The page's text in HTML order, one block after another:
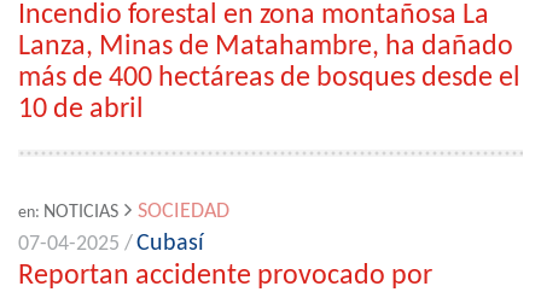
Incendio forestal en zona montañosa La
Lanza, Minas de Matahambre, ha dañado
más de 400 hectáreas de bosques desde el
10 de abril
en: NOTICIAS
SOCIEDAD
07-04-2025 /Cubasí
Reportan accidente provocado por